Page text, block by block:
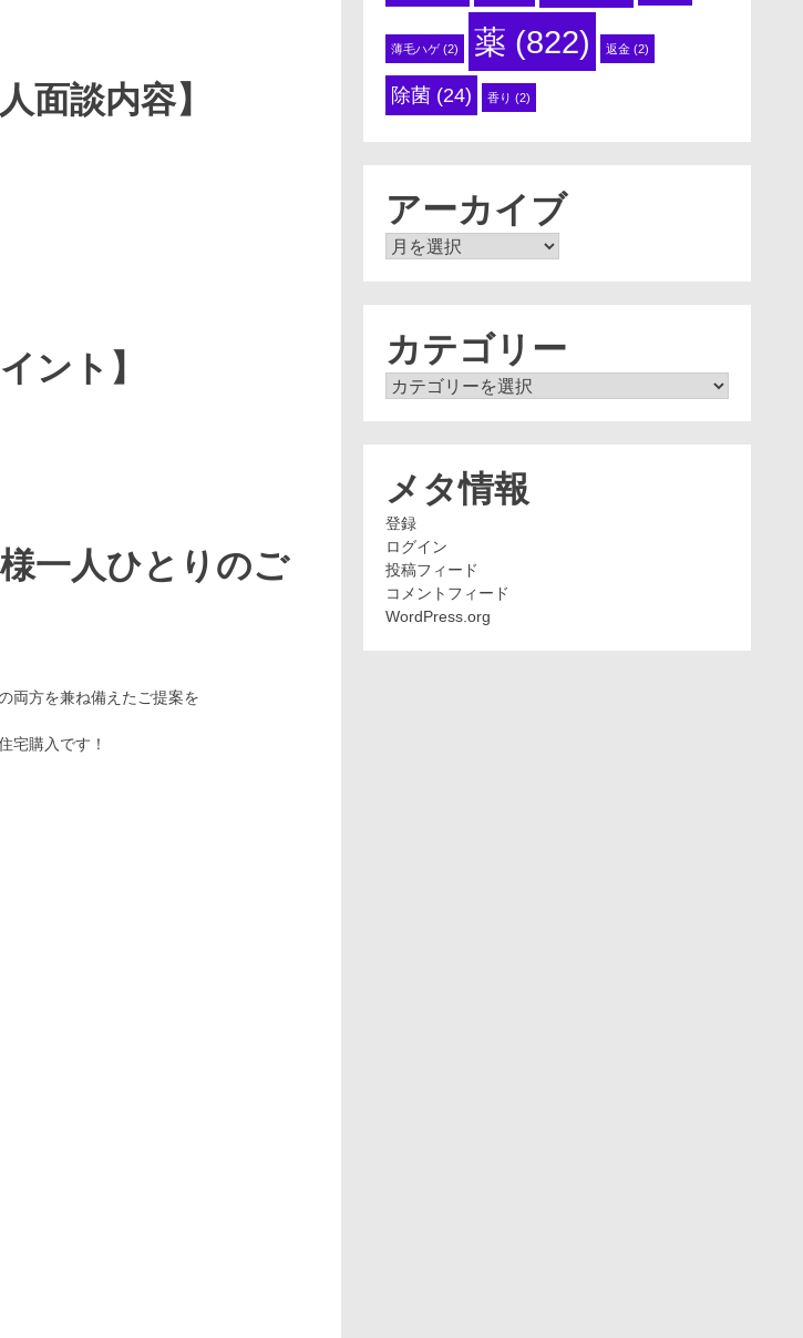
面談内容】
ント】
一人ひとりのご
両方を兼ね備えたご提案を
宅購入です！
薄毛ハゲ(2) 薬 (822) 返金 (2)
除菌 (24) 香り (2)
アーカイブ
ア
カテゴリー
カ
メタ情報
登録
ログイン
投稿フィード
コメントフィード
WordPress.org